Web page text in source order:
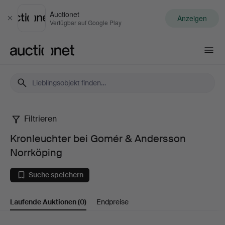
Schließen
Auctionet
Verfügbar auf Google Play Anzeigen
Kronleuchter
bei
Gomér
Filtrieren
Kronleuchter bei Gomér & Andersson
Norrköping
Suche speichern
Laufende Auktionen(0) Endpreise